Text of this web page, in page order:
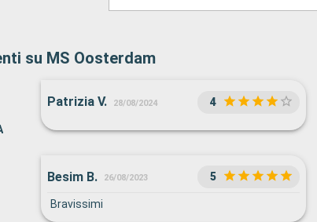
su MS Oosterdam
Patrizia V. 28/08/2024 4
Besim B. 26/08/2023 5
Bravissimi